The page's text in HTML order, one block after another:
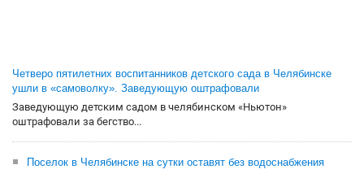
Четверо пятилетних воспитанников детского сада в Челябинске
ушли в «самоволку». Заведующую оштрафовали
Заведующую детским садом в челябинском «Ньютон»
оштрафовали за бегство...
Поселок в Челябинске на сутки оставят без водоснабжения